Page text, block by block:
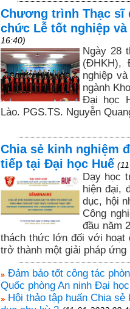
Chương trình Thạc sĩ
chức Lễ tốt nghiệp
16:40)
Ngày 28
(ĐHKH),
nghiệp
ngành
Đại học
Lào. PGS.TS. Nguyễn
Chia sẻ kinh nghiệm
tiếp tại Đại học Huế
Dạy học
hiện đại,
dục, hội
Công
đầu năm
thách thức lớn đối với hoạt
trở thành một giải pháp
Đảm bảo tốt công tác
Quốc phòng An ninh Đại
Hội thảo tập huấn Chia